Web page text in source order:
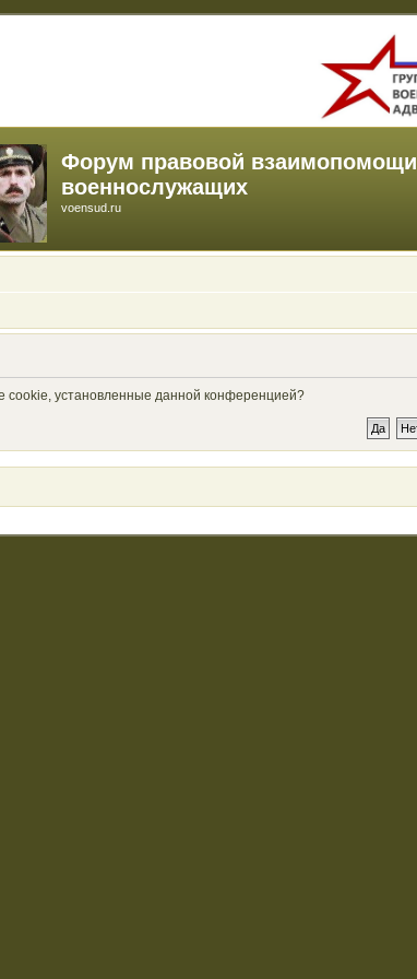
Форум правовой взаимопомощи
военнослужащих
voensud.ru
cookie, установленные данной конференцией?